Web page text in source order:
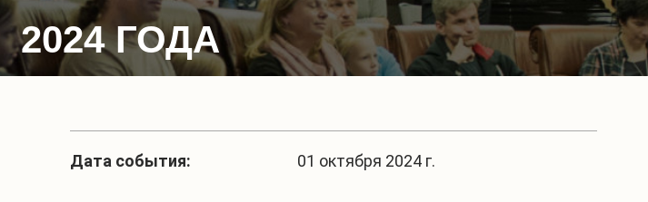
2024 ГОДА
Дата события: 01 октября 2024 г.